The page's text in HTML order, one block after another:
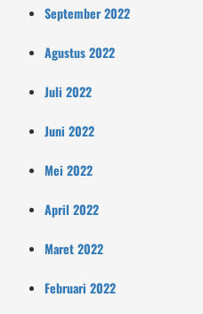
September 2022
Agustus 2022
Juli 2022
Juni 2022
Mei 2022
April 2022
Maret 2022
Februari 2022